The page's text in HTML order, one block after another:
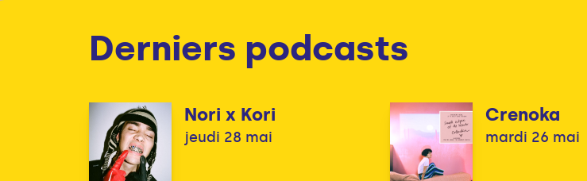
Derniers podcasts
Nori x Kori
jeudi 28 mai
Crenoka
mardi 26 mai